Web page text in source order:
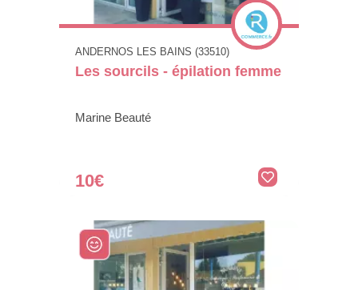
ANDERNOS LES BAINS (33510)
Les sourcils - épilation femme
Marine Beauté
10€